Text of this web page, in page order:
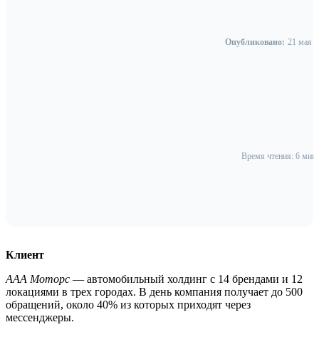
Опубликовано: 21 мая
Время чтения: 6
Клиент
ААА Моторс — автомобильный холдинг с 14 брендами и 12
локациями в трех городах. В день компания получает до 500
обращений, около 40% из которых приходят через
мессенджеры.